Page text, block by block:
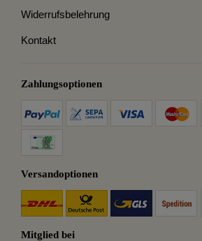
Widerrufsbelehrung
Kontakt
Zahlungsoptionen
Versandoptionen
Mitglied bei